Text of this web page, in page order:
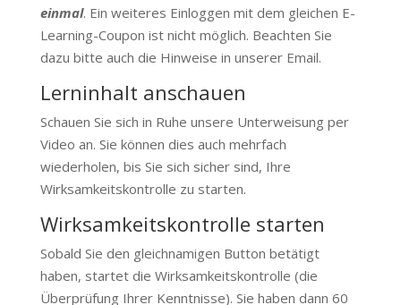
einmal. Ein weiteres Einloggen mit dem gleichen E-
Learning-Coupon ist nicht möglich. Beachten Sie
dazu bitte auch die Hinweise in unserer Email.
Lerninhalt anschauen
Schauen Sie sich in Ruhe unsere Unterweisung per
Video an. Sie können dies auch mehrfach
wiederholen, bis Sie sich sicher sind, Ihre
Wirksamkeitskontrolle zu starten.
Wirksamkeitskontrolle starten
Sobald Sie den gleichnamigen Button betätigt
haben, startet die Wirksamkeitskontrolle (die
Überprüfung Ihrer Kenntnisse). Sie haben dann 60